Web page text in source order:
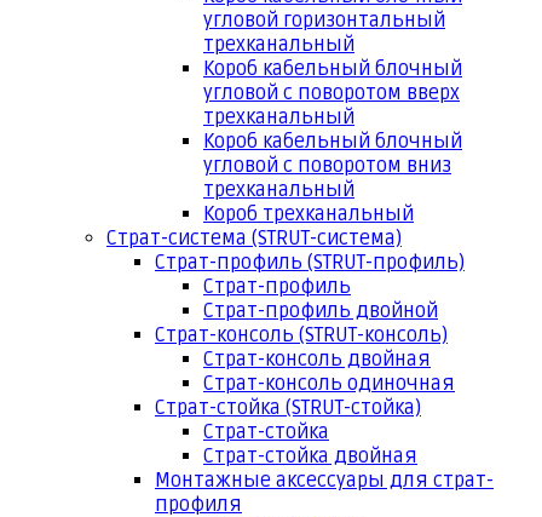
угловой горизонтальный
трехканальный
Короб кабельный блочный
угловой с поворотом вверх
трехканальный
Короб кабельный блочный
угловой с поворотом вниз
трехканальный
Короб трехканальный
Страт-система (STRUT-система)
Страт-профиль (STRUT-профиль)
Страт-профиль
Страт-профиль двойной
Страт-консоль (STRUT-консоль)
Страт-консоль двойная
Страт-консоль одиночная
Страт-стойка (STRUT-стойка)
Страт-стойка
Страт-стойка двойная
Монтажные аксессуары для страт-
профиля